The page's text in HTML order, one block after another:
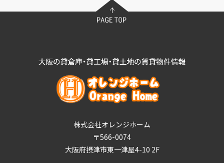
株式会社オレンジホーム
〒566-0074
大阪府摂津市東一津屋4-10 2F